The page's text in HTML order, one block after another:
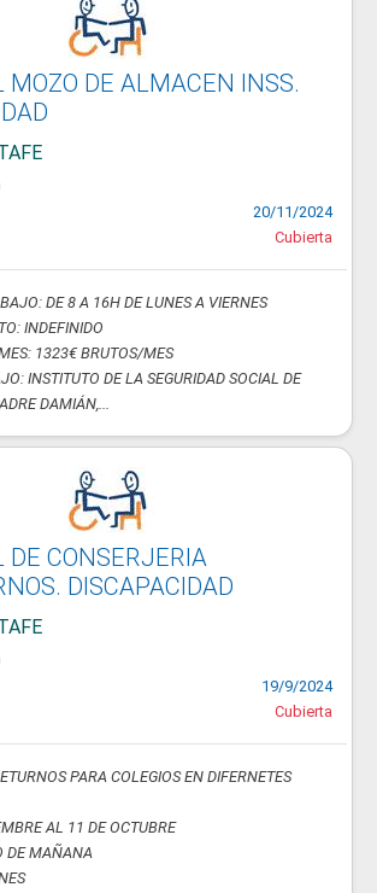
MOZO DE ALMACEN INSS.
20/11/2024
Cubierta
DE 8 A 16H DE LUNES A VIERNES
INDEFINIDO
1323€ BRUTOS/MES
INSTITUTO DE LA SEGURIDAD SOCIAL DE
DAMIÁN,...
DE CONSERJERIA
DISCAPACIDAD
19/9/2024
Cubierta
PARA COLEGIOS EN DIFERNETES
AL 11 DE OCTUBRE
DE MAÑANA